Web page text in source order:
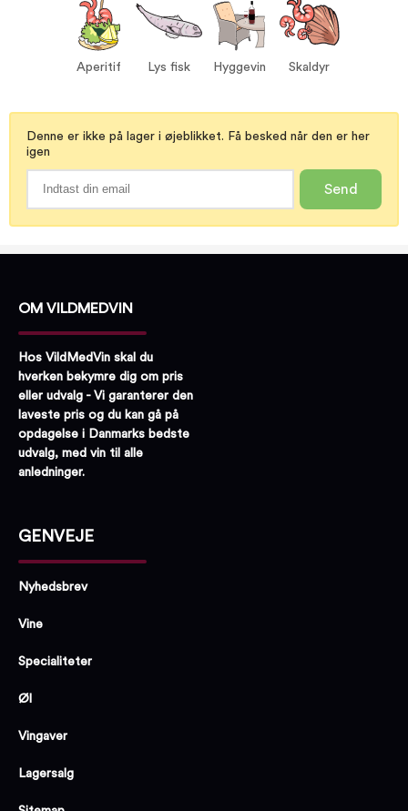
Serveres ved: 5-8°C
Aperitif
Lys fisk
Aperitif Lys fisk Hyggevin Skaldyr
Denne er ikke på lager i øjeblikket. Få besked når den er her
igen
Send
OM VILDMEDVIN
Hos VildMedVin skal du
hverken bekymre dig om pris
eller udvalg - Vi garanterer den
laveste pris og du kan gå på
opdagelse i Danmarks bedste
udvalg, med vin til alle
anledninger.
GENVEJE
Nyhedsbrev
Vine
Specialiteter
Øl
Vingaver
Lagersalg